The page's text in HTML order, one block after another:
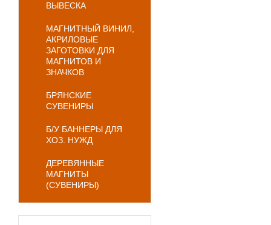
ВЫВЕСКА
МАГНИТНЫЙ ВИНИЛ,
АКРИЛОВЫЕ
ЗАГОТОВКИ ДЛЯ
МАГНИТОВ И
ЗНАЧКОВ
БРЯНСКИЕ
СУВЕНИРЫ
Б/У БАННЕРЫ ДЛЯ
ХОЗ. НУЖД
ДЕРЕВЯННЫЕ
МАГНИТЫ
(СУВЕНИРЫ)